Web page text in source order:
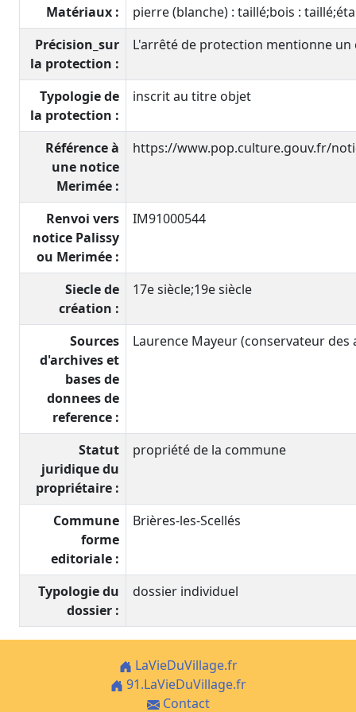
Matériaux :
pierre (blanche) : taillé;bois :
Précision_sur
la protection :
L'arrêté de protection mentionne un
Typologie de
la protection :
inscrit au titre objet
Référence à
une notice
Merimée :
https://www.pop.culture.gouv.fr/
Renvoi vers
notice Palissy
ou Merimée :
IM91000544
Siecle de
création :
17e siècle;19e siècle
Sources
d'archives et
bases de
donnees de
reference :
Laurence Mayeur (conservateur
Statut
juridique du
propriétaire :
propriété de la commune
Commune
forme
editoriale :
Brières-les-Scellés
Typologie du
dossier :
dossier individuel
LaVieDuVillage.fr
91.LaVieDuVillage.fr
Contact